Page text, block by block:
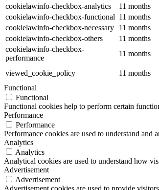
cookielawinfo-checkbox-analytics
11 months
cookielawinfo-checkbox-functional 11 months
cookielawinfo-checkbox-necessary
11 months
cookielawinfo-checkbox-others
11 months
cookielawinfo-checkbox-
performance
11 months
viewed_cookie_policy 11 months
Functional
Functional
Functional cookies help to perform certain
Performance
Performance
Performance cookies are used to understand
Analytics
Analytics
Analytical cookies are used to understand how
Advertisement
Advertisement
Advertisement cookies are used to provide